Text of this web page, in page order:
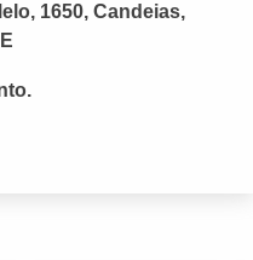
1650, Candeias,